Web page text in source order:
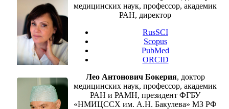
медицинских наук, профессор, академик
РАН, директор
RusSCI
Scopus
PubMed
ORCID
Лео Антонович Бокерия, доктор
медицинских наук, профессор, академик
РАН и РАМН, президент ФГБУ
«НМИЦССХ им. А.Н. Бакулева» МЗ РФ